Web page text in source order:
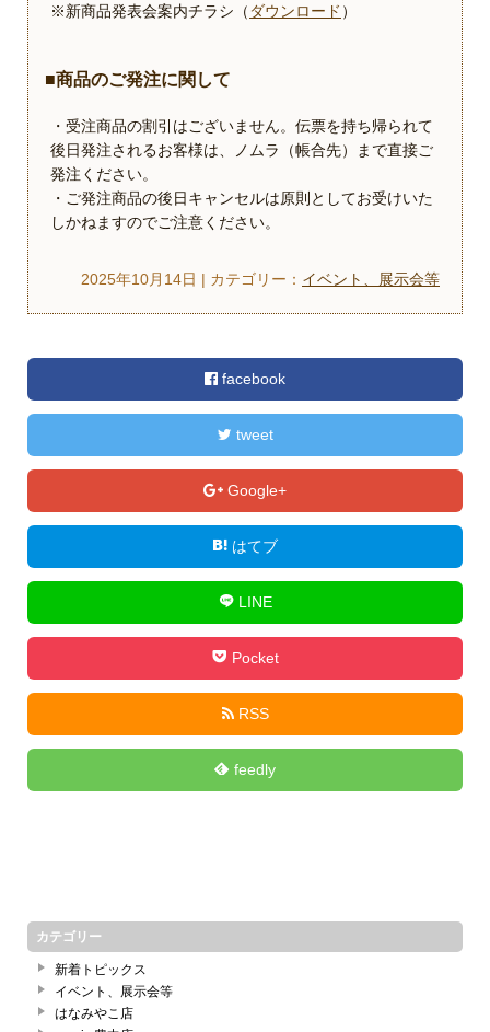
※新商品発表会案内チラシ（ ダウンロード ）
■商品のご発注に関して
・受注商品の割引はございません。伝票を持ち帰られて
後日発注されるお客様は、ノムラ（帳合先）まで直接ご
発注ください。
・ご発注商品の後日キャンセルは原則としてお受けいた
しかねますのでご注意ください。
2025年10月14日 | カテゴリー： イベント、展示会等
facebook
tweet
Google+
はてブ
LINE
Pocket
RSS
feedly
カテゴリー
新着トピックス
イベント、展示会等
はなみやこ店